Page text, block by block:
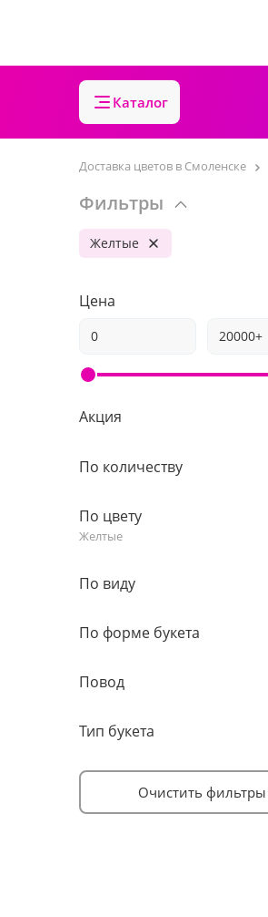
Каталог
Доставка цветов в Смоленске
Фильтры
Желтые
Цена
Акция
По количеству
По цвету
Желтые
По виду
По форме букета
Повод
Тип букета
Очистить фильтры